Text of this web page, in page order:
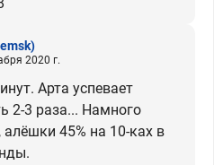
2020 г.
Арта успевает
2-3 раза... Намного
алёшки 45% на 10-ках в